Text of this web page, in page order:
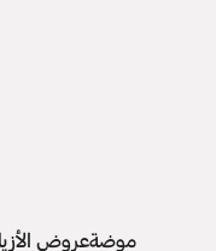
موضةعروض